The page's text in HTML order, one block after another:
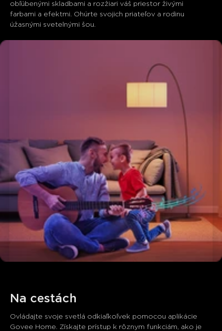
obľúbenými skladbami a rozžiari váš priestor živými
farbami a efektmi. Ohúrte svojich priateľov a rodinu
úžasnými svetelnými šou.
Na cestách
Ovládajte svoje svetlá odkiaľkoľvek pomocou aplikácie
Govee Home. Získajte prístup k rôznym funkciám, ako je
Čo hovoria zákazníci
AI-generované z textu zákazníckych recenzií